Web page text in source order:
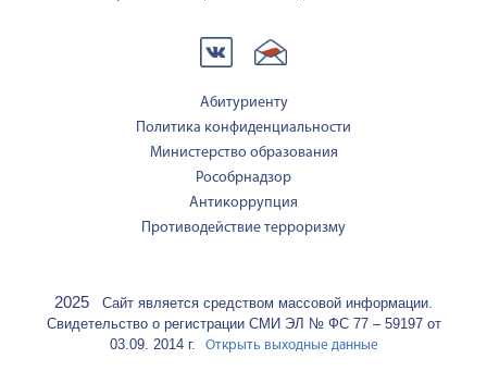
Абитуриенту
Политика конфиденциальности
Министерство образования
Рособрнадзор
Антикоррупция
Противодействие терроризму
2025
Сайт является средством массовой информации.
Свидетельство о регистрации СМИ ЭЛ № ФС 77 – 59197 от
03.09. 2014 г.
Открыть выходные данные